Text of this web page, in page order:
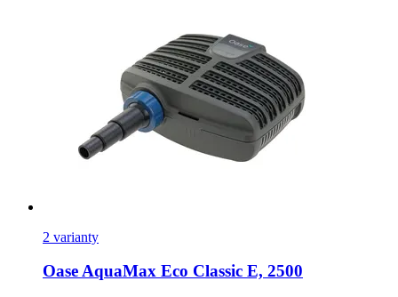
2 varianty
OaseAquaMax Eco Classic E, 2500